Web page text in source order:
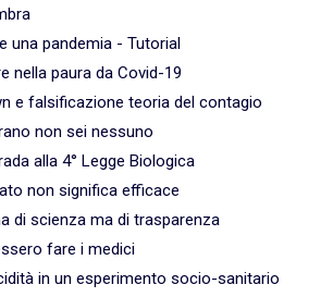
una pandemia - Tutorial
nella paura da Covid-19
e falsificazione teoria del contagio
non sei nessuno
alla 4° Legge Biologica
non significa efficace
di scienza ma di trasparenza
fare i medici
in un esperimento socio-sanitario